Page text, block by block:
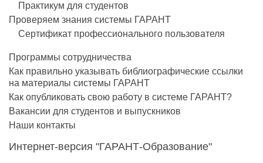
Практикум для студентов
Проверяем знания системы ГАРАНТ
Сертификат профессионального пользователя
Программы сотрудничества
Как правильно указывать библиографические ссылки
на материалы системы ГАРАНТ
Как опубликовать свою работу в системе ГАРАНТ?
Вакансии для студентов и выпускников
Наши контакты
Интернет-версия "ГАРАНТ-Образование"